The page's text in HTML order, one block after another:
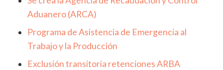
Aduanero (ARCA)
Programa de Asistencia de Emergencia al
Trabajo y la Producción
Exclusión transitoria retenciones ARBA